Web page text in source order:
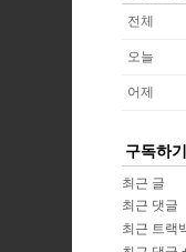
전체
오늘
어제
구독하기
최근 글
최근 댓글
최근 트랙